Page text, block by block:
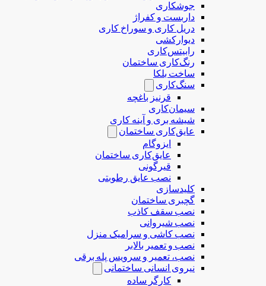
جوشکاری
داربست و کفراژ
دریل کاری و سوراخ کاری
دیوارکشی
رابیتس‌کاری
رنگ‌کاری ساختمان
ساخت بلکا
سنگ‌کاری
قرنیز باغچه
سیمان‌کاری
شیشه بری و آینه کاری
عایق‌کاری ساختمان
ایزوگام
عایق‌کاری ساختمان
قیرگونی
نصب عایق رطوبتی
کلیدسازی
گچبری ساختمان
نصب سقف کاذب
نصب شیروانی
نصب کاشی و سرامیک منزل
نصب و تعمیر بالابر
نصب، تعمیر و سرویس پله برقی
نیروی انسانی ساختمانی
کارگر ساده